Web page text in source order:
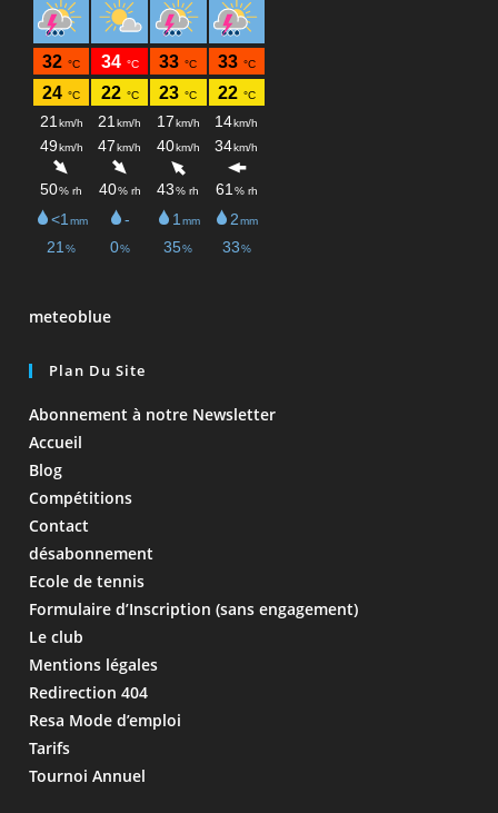
meteoblue
Plan Du Site
Abonnement à notre Newsletter
Accueil
Blog
Compétitions
Contact
désabonnement
Ecole de tennis
Formulaire d’Inscription (sans engagement)
Le club
Mentions légales
Redirection 404
Resa Mode d’emploi
Tarifs
Tournoi Annuel